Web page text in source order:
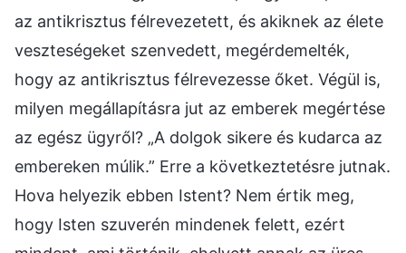
az antikrisztus félrevezetett, és akiknek az élete
veszteségeket szenvedett, megérdemelték,
hogy az antikrisztus félrevezesse őket. Végül is,
milyen megállapításra jut az emberek megértése
az egész ügyről? „A dolgok sikere és kudarca az
embereken múlik.” Erre a következtetésre jutnak.
Hova helyezik ebben Istent? Nem értik meg,
hogy Isten szuverén mindenek felett, ezért